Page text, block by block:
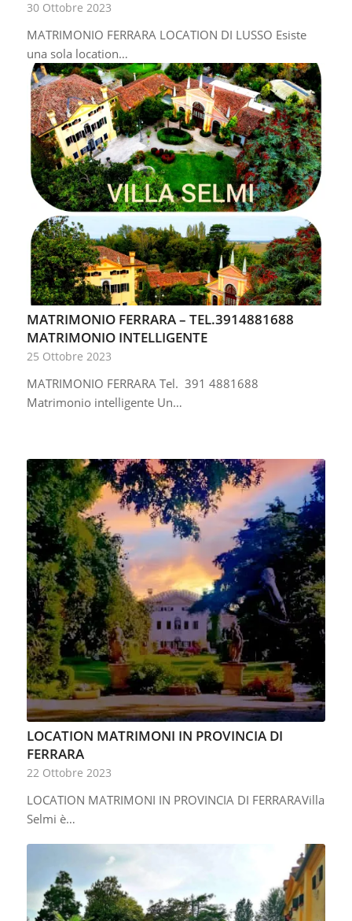
30 Ottobre 2023
MATRIMONIO FERRARA LOCATION DI LUSSO Esiste
una sola location…
MATRIMONIO FERRARA – TEL.3914881688
MATRIMONIO INTELLIGENTE
25 Ottobre 2023
MATRIMONIO FERRARA Tel. 391 4881688
Matrimonio intelligente Un…
LOCATION MATRIMONI IN PROVINCIA DI
FERRARA
22 Ottobre 2023
LOCATION MATRIMONI IN PROVINCIA DI FERRARAVilla
Selmi è…